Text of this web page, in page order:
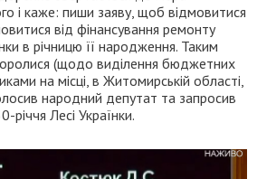
і каже: пиши заяву, щоб відмовитися
від фінансування ремонту
в річницю її народження. Таким
(щодо виділення бюджетних
на місці, в Житомирській області,
народний депутат та запросив
річчя Лесі Українки.